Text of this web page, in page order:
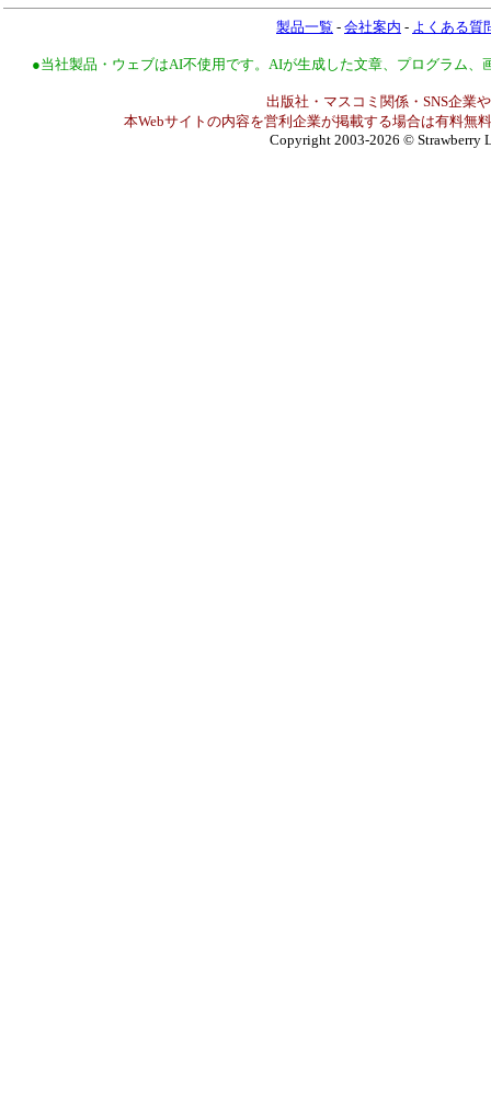
製品一覧 - 会社案内 - よくある質
●当社製品・ウェブはAI不使用です。AIが生成した文章、プログラム
出版社・マスコミ関係・SNS企業
本Webサイトの内容を営利企業が掲載する場合は有料無
Copyright 2003-2026 © Strawberry